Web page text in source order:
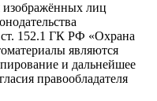
изображённых лиц
152.1 ГК РФ «Охрана
являются
и дальнейшее
правообладателя